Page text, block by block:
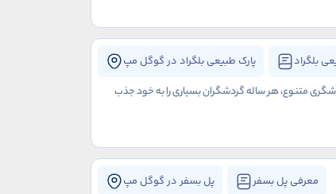
بلگراد پارک طبیعی بلگراد در گوگل مپ
متنوع، هر ساله گردشگران بسیاری را به خود جذب
معرفی پل بسفر پل بسفر در گوگل مپ